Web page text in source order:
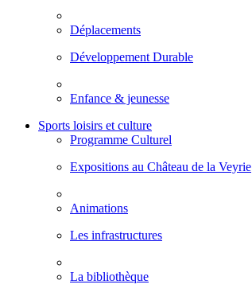
Déplacements
Développement Durable
Enfance & jeunesse
Sports loisirs et culture
Programme Culturel
Expositions au Château de la Veyrie
Animations
Les infrastructures
La bibliothèque